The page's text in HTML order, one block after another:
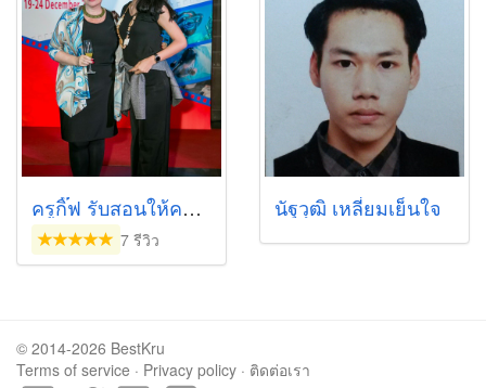
ครูกิ๊ฟ รับสอนให้ความรู้ภาษารัสเซีย
7 รีวิว
นัฐวุฒิ เหลี่ยมเย็นใจ
© 2014-2026 BestKru
Terms of service · Privacy policy · ติดต่อเรา